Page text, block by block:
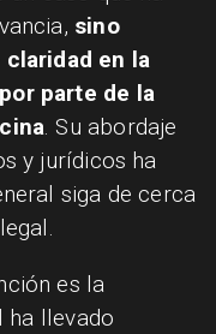
sino
en la
parte de la
. Su abordaje
y jurídicos ha
siga de cerca
es la
ha llevado